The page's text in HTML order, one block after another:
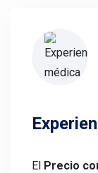
El Precio